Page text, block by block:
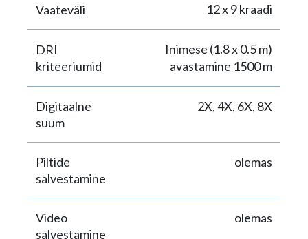
Vaateväli 12 x 9 kraadi
DRI
kriteeriumid
Inimese (1.8 x 0.5 m)
avastamine 1500 m
Digitaalne
suum
2X, 4X, 6X, 8X
Piltide
salvestamine
olemas
Video
salvestamine
olemas